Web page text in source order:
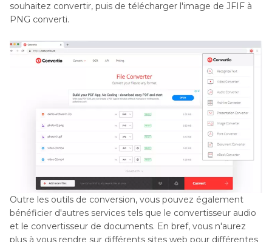
souhaitez convertir, puis de télécharger l'image de JFIF à
PNG converti.
Outre les outils de conversion, vous pouvez également
bénéficier d'autres services tels que le convertisseur audio
et le convertisseur de documents. En bref, vous n'aurez
plus à vous rendre sur différents sites web pour différentes